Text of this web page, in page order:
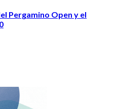
Pergamino Open y el